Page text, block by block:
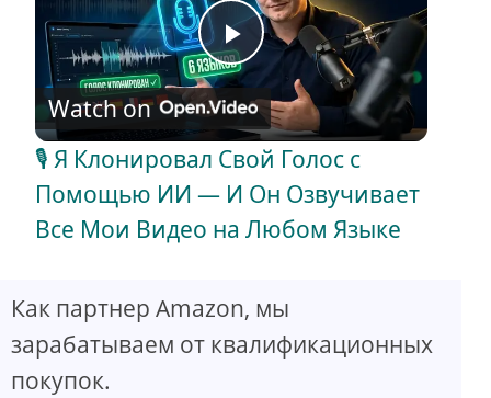
P
l
a
V
Watch on
🎙️ Я Клонировал Свой Голос с
Помощью ИИ — И Он Озвучивает
Все Мои Видео на Любом Языке
Как партнер Amazon, мы
зарабатываем от квалификационных
покупок.